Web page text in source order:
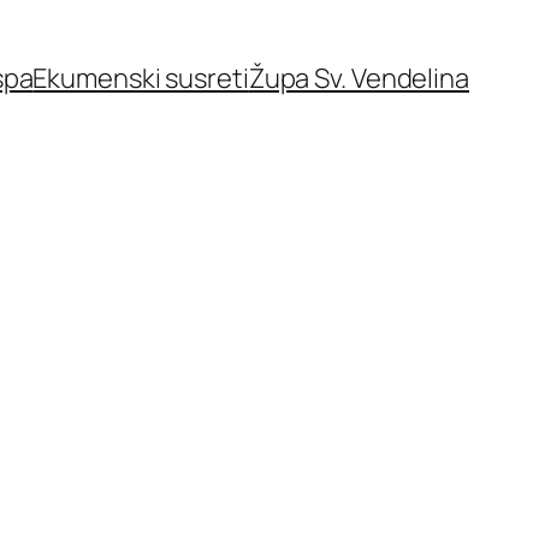
Ekumenski susretiŽupa Sv. Vendelina